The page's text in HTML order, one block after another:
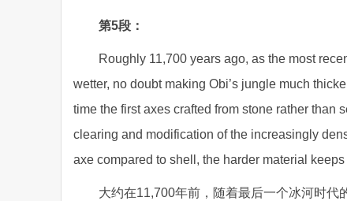
第5段：
Roughly 11,700 years ago, as the most
wetter, no doubt making Obi’s jungle much
time the first axes crafted from stone rather than
clearing and modification of the increasingly
axe compared to shell, the harder material
大约在11,700年前，随着最后一个冰河时